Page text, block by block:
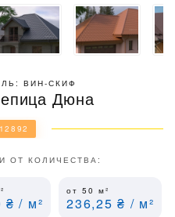
ВИН-СКИФ
Дюна
ОТ КОЛИЧЕСТВА:
₴ / м²
от 50м²
236,25₴ / м²